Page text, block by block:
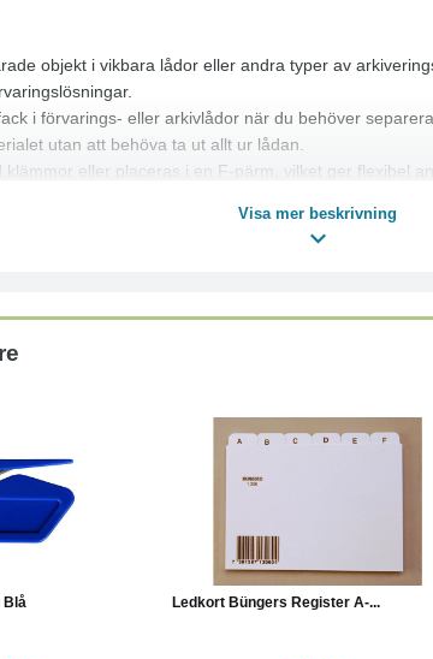
objekt i vikbara lådor eller andra typer av
i förvarings- eller arkivlådor när du behöver
utan att behöva ta ut allt ur lådan.
eller placeras i en F-pärm, vilket ger flexibel
Visa mer beskrivning
Blå Ledkort Büngers Register A-...
Köp